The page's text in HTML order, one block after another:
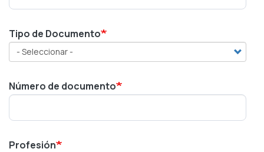
Tipo de Documento
Número de documento
Profesión